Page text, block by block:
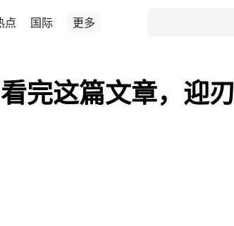
点 国际 更多
完这篇文章，迎刃